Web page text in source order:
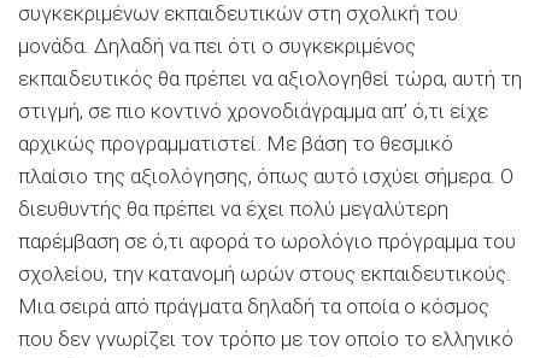
συγκεκριμένων εκπαιδευτικών στη σχολική του
μονάδα. Δηλαδή να πει ότι ο συγκεκριμένος
εκπαιδευτικός θα πρέπει να αξιολογηθεί τώρα, αυτή τη
στιγμή, σε πιο κοντινό χρονοδιάγραμμα απ’ ό,τι είχε
αρχικώς προγραμματιστεί. Με βάση το θεσμικό
πλαίσιο της αξιολόγησης, όπως αυτό ισχύει σήμερα. Ο
διευθυντής θα πρέπει να έχει πολύ μεγαλύτερη
παρέμβαση σε ό,τι αφορά το ωρολόγιο πρόγραμμα του
σχολείου, την κατανομή ωρών στους εκπαιδευτικούς.
Μια σειρά από πράγματα δηλαδή τα οποία ο κόσμος
που δεν γνωρίζει τον τρόπο με τον οποίο το ελληνικό